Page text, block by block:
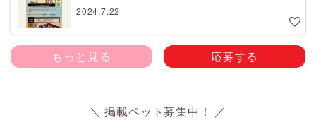
2024.7.22
もっと見る 応募する